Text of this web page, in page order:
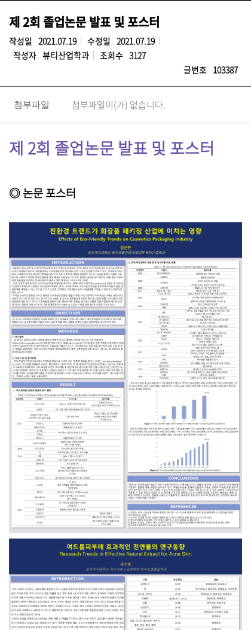
제 2회 졸업논문 발표 및 포스터
작성일 2021.07.19 수정일 2021.07.19
작성자 뷰티산업학과 조회수 3127
글번호 103387
첨부파일 첨부파일이(가) 없습니다.
제 2회 졸업논문 발표 및 포스터
◎ 논문 포스터